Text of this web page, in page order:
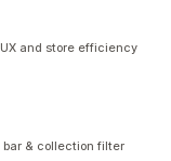
and store efficiency
& collection filter